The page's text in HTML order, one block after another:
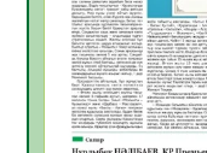
АПВ
06.08.2026
Open Air:
департаменті
көрерменнің